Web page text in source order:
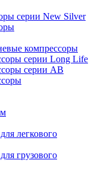
серии New Silver
компрессоры
серии Long Life
серии AB
легкового
грузового